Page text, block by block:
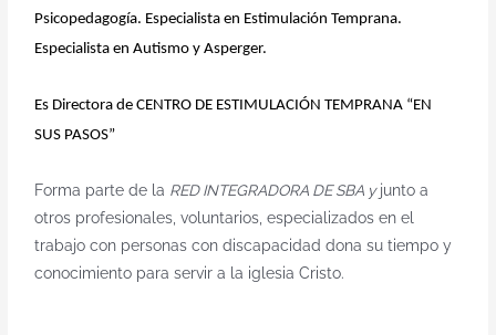
Psicopedagogía.
Especialista en Autismo y Asperger.
Es Directora de CENTRO DE ESTIMULACIÓN TEMPRANA “EN
SUS PASOS”
Forma parte de la RED INTEGRADORA DE SBA yjunto a
otros profesionales, voluntarios, especializados en el
trabajo con personas con discapacidad dona su tiempo y
conocimiento para servir a la iglesia Cristo.